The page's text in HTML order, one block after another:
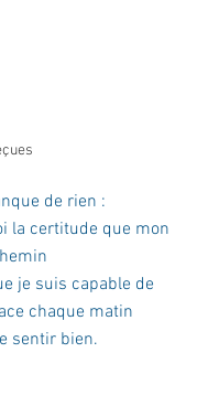
de rien :
la certitude que mon
je suis capable de
chaque matin
sentir bien.